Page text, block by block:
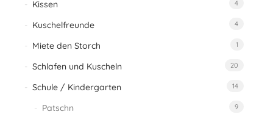
Kissen 4
Kuschelfreunde 4
Miete den Storch 1
Schlafen und Kuscheln 20
Schule / Kindergarten 14
Patschn 9